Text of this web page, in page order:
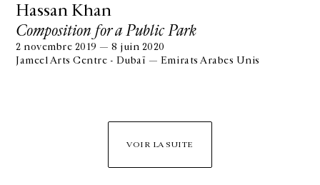
Hassan Khan
Composition for a Public Park
2 novembre 2019 — 8 juin 2020
Jameel Arts Centre - Dubaï — Emirats Arabes Unis
VOIR LA SUITE